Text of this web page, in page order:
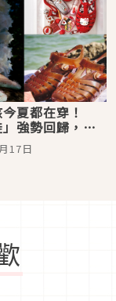
夏都在穿！
」強勢回歸，透
配色、自帶夏
17日